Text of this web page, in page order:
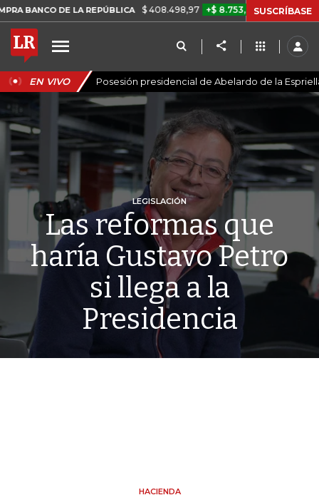
LA REPÚBLICA $ 408.498,97 +$ 8.753,81 +2,19% TASA DE
SUSCRÍBASE
EN VIVO Posesión presidencial de Abelardo de la
LEGISLACIÓN
Las reformas que
haría Gustavo Petro
si llega a la
Presidencia
HACIENDA